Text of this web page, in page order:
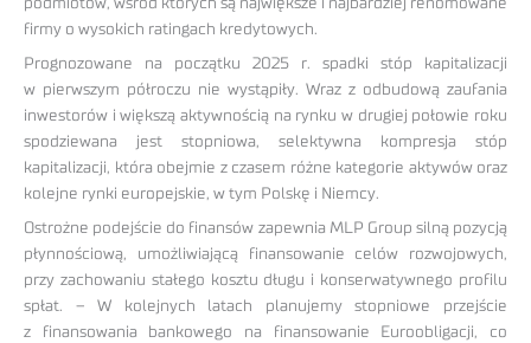
podmiotów, wśród których są największe i najbardziej renomowane
firmy o wysokich ratingach kredytowych.
Prognozowane na początku 2025 r. spadki stóp kapitalizacji
w pierwszym półroczu nie wystąpiły. Wraz z odbudową zaufania
inwestorów i większą aktywnością na rynku w drugiej połowie roku
spodziewana jest stopniowa, selektywna kompresja stóp
kapitalizacji, która obejmie z czasem różne kategorie aktywów oraz
kolejne rynki europejskie, w tym Polskę i Niemcy.
Ostrożne podejście do finansów zapewnia MLP Group silną pozycją
płynnościową, umożliwiającą finansowanie celów rozwojowych,
przy zachowaniu stałego kosztu długu i konserwatywnego profilu
spłat. – W kolejnych latach planujemy stopniowe przejście
z finansowania bankowego na finansowanie Euroobligacji, co